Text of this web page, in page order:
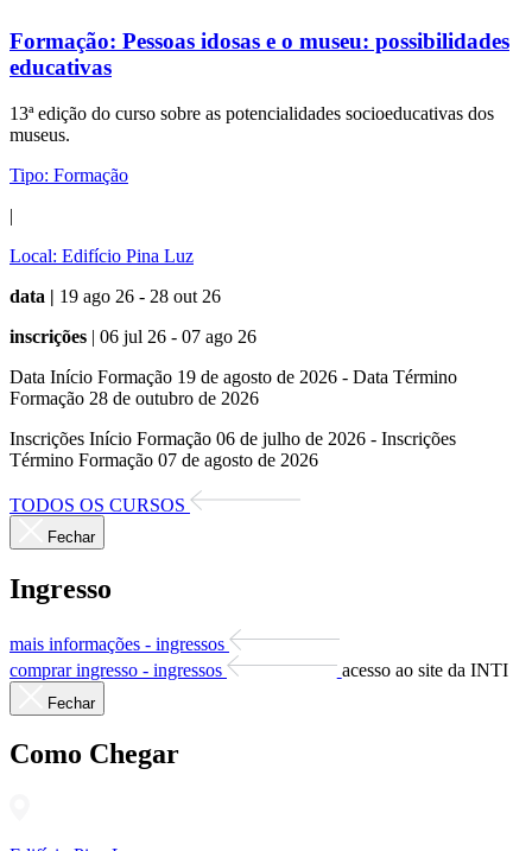
Formação: Pessoas idosas e o museu: possibilidades
educativas
13ª edição do curso sobre as potencialidades socioeducativas dos
museus.
Tipo: Formação
|
Local: Edifício Pina Luz
data | 19 ago 26 - 28 out 26
inscrições | 06 jul 26 - 07 ago 26
Data Início Formação 19 de agosto de 2026 - Data Término
Formação 28 de outubro de 2026
Inscrições Início Formação 06 de julho de 2026 - Inscrições
Término Formação 07 de agosto de 2026
TODOS OS CURSOS
Fechar
Ingresso
mais informações - ingressos
comprar ingresso - ingressos
acesso ao site da INTI
Fechar
Como Chegar